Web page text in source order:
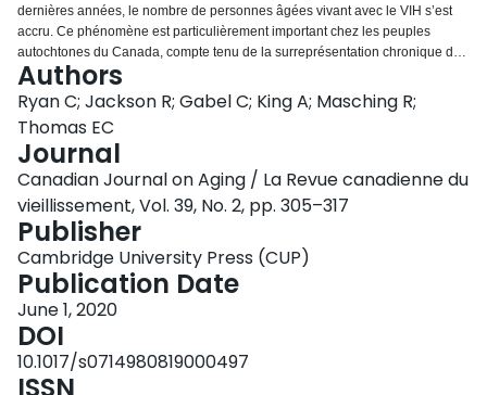
dernières années, le nombre de personnes âgées vivant avec le VIH s’est
accru. Ce phénomène est particulièrement important chez les peuples
autochtones du Canada, compte tenu de la surreprésentation chronique de
cette population dans les diagnostics de VIH. Toutefois, peu de données
sont disponibles sur l’expérience des Autochtones séropositifs plus âgés.
Une approche fondée sur les forces a permis d’explorer comment les
hommes autochtones plus âgés vivant avec le VIH conçoivent le
vieillissement réussi. La recherche a été menée en partenariat avec le
Réseau canadien autochtone sur le sida. Des hommes des Premières
nations, Inuits et Métis, âgés de 43 à 63 ans et séropositifs depuis 10 à 29
ans, ont participé à des groupes de discussion et à des entrevues. Une
approche analytique ouverte a été utilisée pour étudier le contenu des
transcriptions. Les codes ont été développés en collaboration, par un
processus inductif et itératif. Nous présentons l’analyse des points communs
entre les groupes autochtones, ainsi que nos réflexions sur l’application du
modèle de vieillissement réussi aux hommes autochtones plus âgés ayant le
VIH. ABSTRACT Because of advances in treatment over the past 30 years,
the number of older people living with HIV is growing. This is important for
Indigenous Peoples in Canada, given their continuing over-representation in
Authors
Ryan C; Jackson R; Gabel C; King A; Masching R;
Thomas EC
Journal
Canadian Journal on Aging / La Revue canadienne du
vieillissement, Vol. 39, No. 2, pp. 305–317
Publisher
Cambridge University Press (CUP)
Publication Date
June 1, 2020
DOI
10.1017/s0714980819000497